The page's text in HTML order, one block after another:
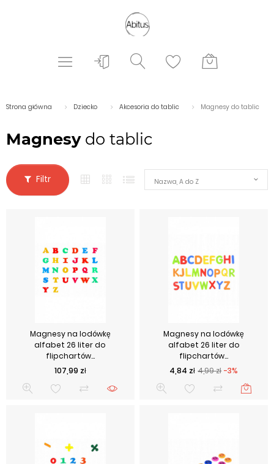
Strona główna Dziecko Akcesoria do tablic Magnesy do tablic
Magnesydo tablic
Filtr Nazwa, A do Z
Magnesy na lodówkę
alfabet 26 liter do
flipchartów...
Cena
107,99 zł
Magnesy na lodówkę
alfabet 26 liter do
flipchartów...
Cena podstawowa
4,99 zł -3%
Cena
4,84 zł